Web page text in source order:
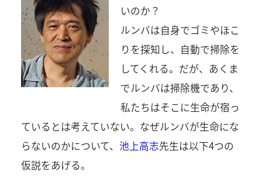
いのか？
ルンバは自身でゴミやほこ
りを探知し、自動で掃除を
してくれる。だが、あくま
でルンバは掃除機であり、
私たちはそこに生命が宿っ
ているとは考えていない。なぜルンバが生命にな
らないのかについて、 池上高志先生は以下4つの
仮説をあげる。